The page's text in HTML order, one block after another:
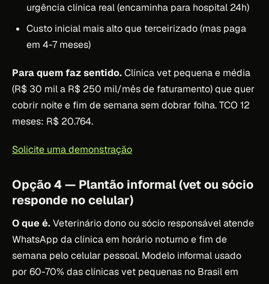
urgência clínica real (encaminha para hospital 24h)
Custo inicial mais alto que terceirizado (mas paga
em 4-7 meses)
Para quem faz sentido.Clínica vet pequena e média
(R$ 30 mil a R$ 250 mil/mês de faturamento) que quer
cobrir noite e fim de semana sem dobrar folha. TCO 12
meses: R$ 20.764.
Solicite uma demonstração
Opção 4 — Plantão informal (vet ou sócio
responde no celular)
O que é.Veterinário dono ou sócio responsável atende
WhatsApp da clínica em horário noturno e fim de
semana pelo celular pessoal. Modelo informal usado
por 60-70% das clínicas vet pequenas no Brasil em